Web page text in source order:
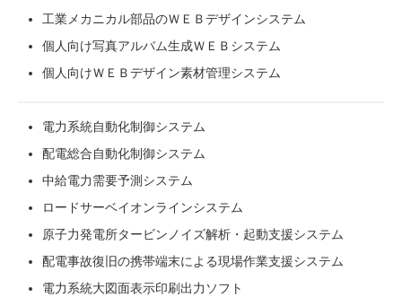
工業メカニカル部品のＷＥＢデザインシステム
個人向け写真アルバム生成ＷＥＢシステム
個人向けＷＥＢデザイン素材管理システム
電力系統自動化制御システム
配電総合自動化制御システム
中給電力需要予測システム
ロードサーベイオンラインシステム
原子力発電所タービンノイズ解析・起動支援システム
配電事故復旧の携帯端末による現場作業支援システム
電力系統大図面表示印刷出力ソフト